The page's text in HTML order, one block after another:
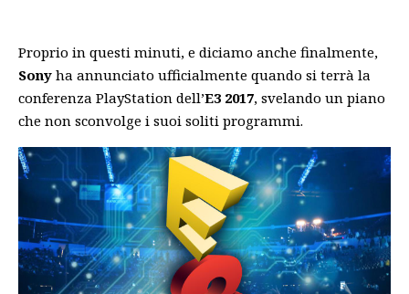
Proprio in questi minuti, e diciamo anche finalmente,
Sony ha annunciato ufficialmente quando si terrà la
conferenza PlayStation dell’E3 2017, svelando un piano
che non sconvolge i suoi soliti programmi.